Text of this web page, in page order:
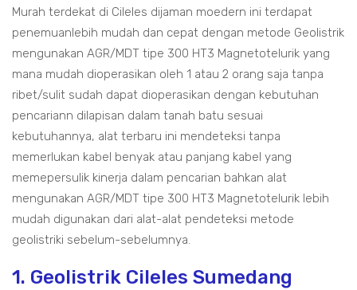
Murah terdekat di Cileles dijaman moedern ini terdapat
penemuanlebih mudah dan cepat dengan metode Geolistrik
mengunakan AGR/MDT tipe 300 HT3 Magnetotelurik yang
mana mudah dioperasikan oleh 1 atau 2 orang saja tanpa
ribet/sulit sudah dapat dioperasikan dengan kebutuhan
pencariann dilapisan dalam tanah batu sesuai
kebutuhannya, alat terbaru ini mendeteksi tanpa
memerlukan kabel benyak atau panjang kabel yang
memepersulik kinerja dalam pencarian bahkan alat
mengunakan AGR/MDT tipe 300 HT3 Magnetotelurik lebih
mudah digunakan dari alat-alat pendeteksi metode
geolistriki sebelum-sebelumnya.
1. Geolistrik Cileles Sumedang